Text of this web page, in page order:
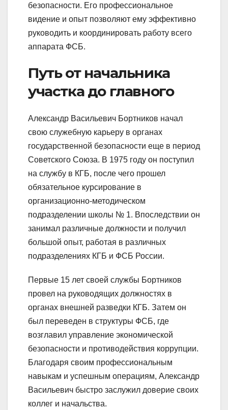
безопасности. Его профессиональное
видение и опыт позволяют ему эффективно
руководить и координировать работу всего
аппарата ФСБ.
Путь от начальника
участка до главного
Александр Васильевич Бортников начал
свою служебную карьеру в органах
государственной безопасности еще в период
Советского Союза. В 1975 году он поступил
на службу в КГБ, после чего прошел
обязательное курсирование в
организационно-методическом
подразделении школы № 1. Впоследствии он
занимал различные должности и получил
большой опыт, работая в различных
подразделениях КГБ и ФСБ России.
Первые 15 лет своей службы Бортников
провел на руководящих должностях в
органах внешней разведки КГБ. Затем он
был переведен в структуры ФСБ, где
возглавил управление экономической
безопасности и противодействия коррупции.
Благодаря своим профессиональным
навыкам и успешным операциям, Александр
Васильевич быстро заслужил доверие своих
коллег и начальства.